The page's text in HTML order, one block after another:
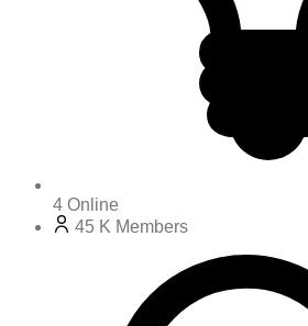
4 Online
45 K Members